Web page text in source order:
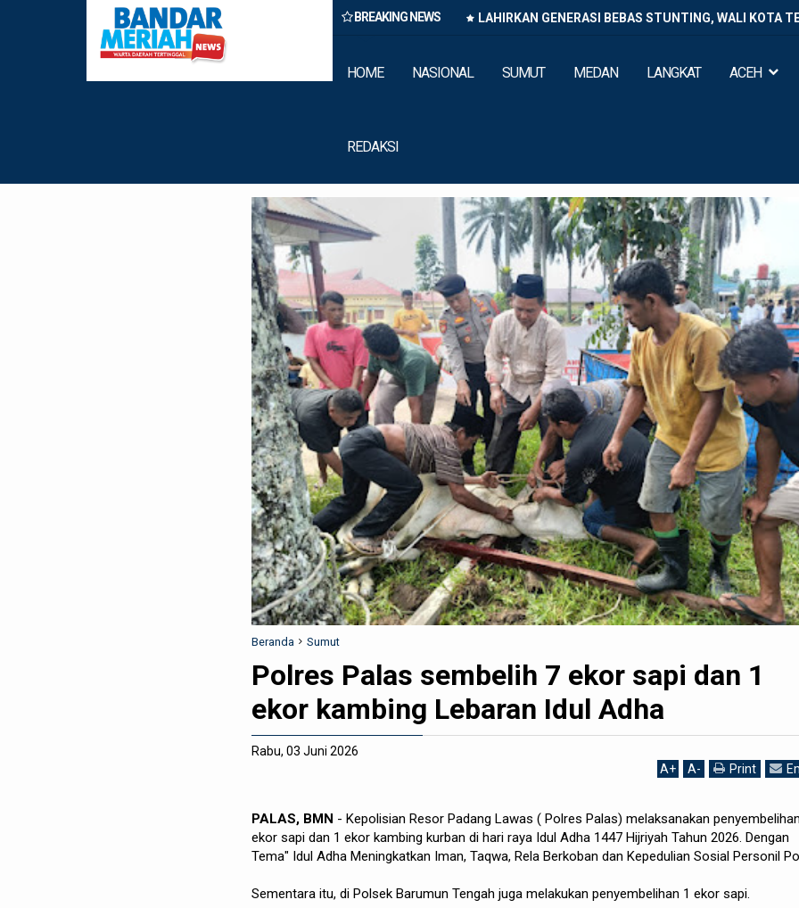
BREAKING NEWS
Belawan Amankan Tiga Anggota Geng Motor di Marelan Pasar 9 LAHIRKAN GENERASI BEBAS STUNTING, WALI KOTA
HOME NASIONAL SUMUT MEDAN LANGKAT ACEH
REDAKSI
Beranda Sumut
Polres Palas sembelih 7 ekor sapi dan 1
ekor kambing Lebaran Idul Adha
Rabu, 03 Juni 2026
A+ A- Print
PALAS, BMN - Kepolisian Resor Padang Lawas ( Polres Palas) melaksanakan
ekor sapi dan 1 ekor kambing kurban di hari raya Idul Adha 1447 Hijriyah Tahun 2026. Dengan
Tema" Idul Adha Meningkatkan Iman, Taqwa, Rela Berkoban dan Kepedulian Sosial Personil
Sementara itu, di Polsek Barumun Tengah juga melakukan penyembelihan 1 ekor sapi.